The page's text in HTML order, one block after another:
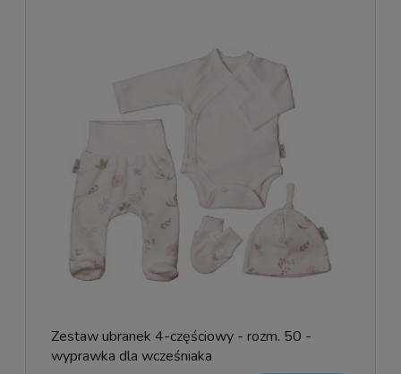
Zestaw ubranek 4-częściowy - rozm. 50 -
wyprawka dla wcześniaka